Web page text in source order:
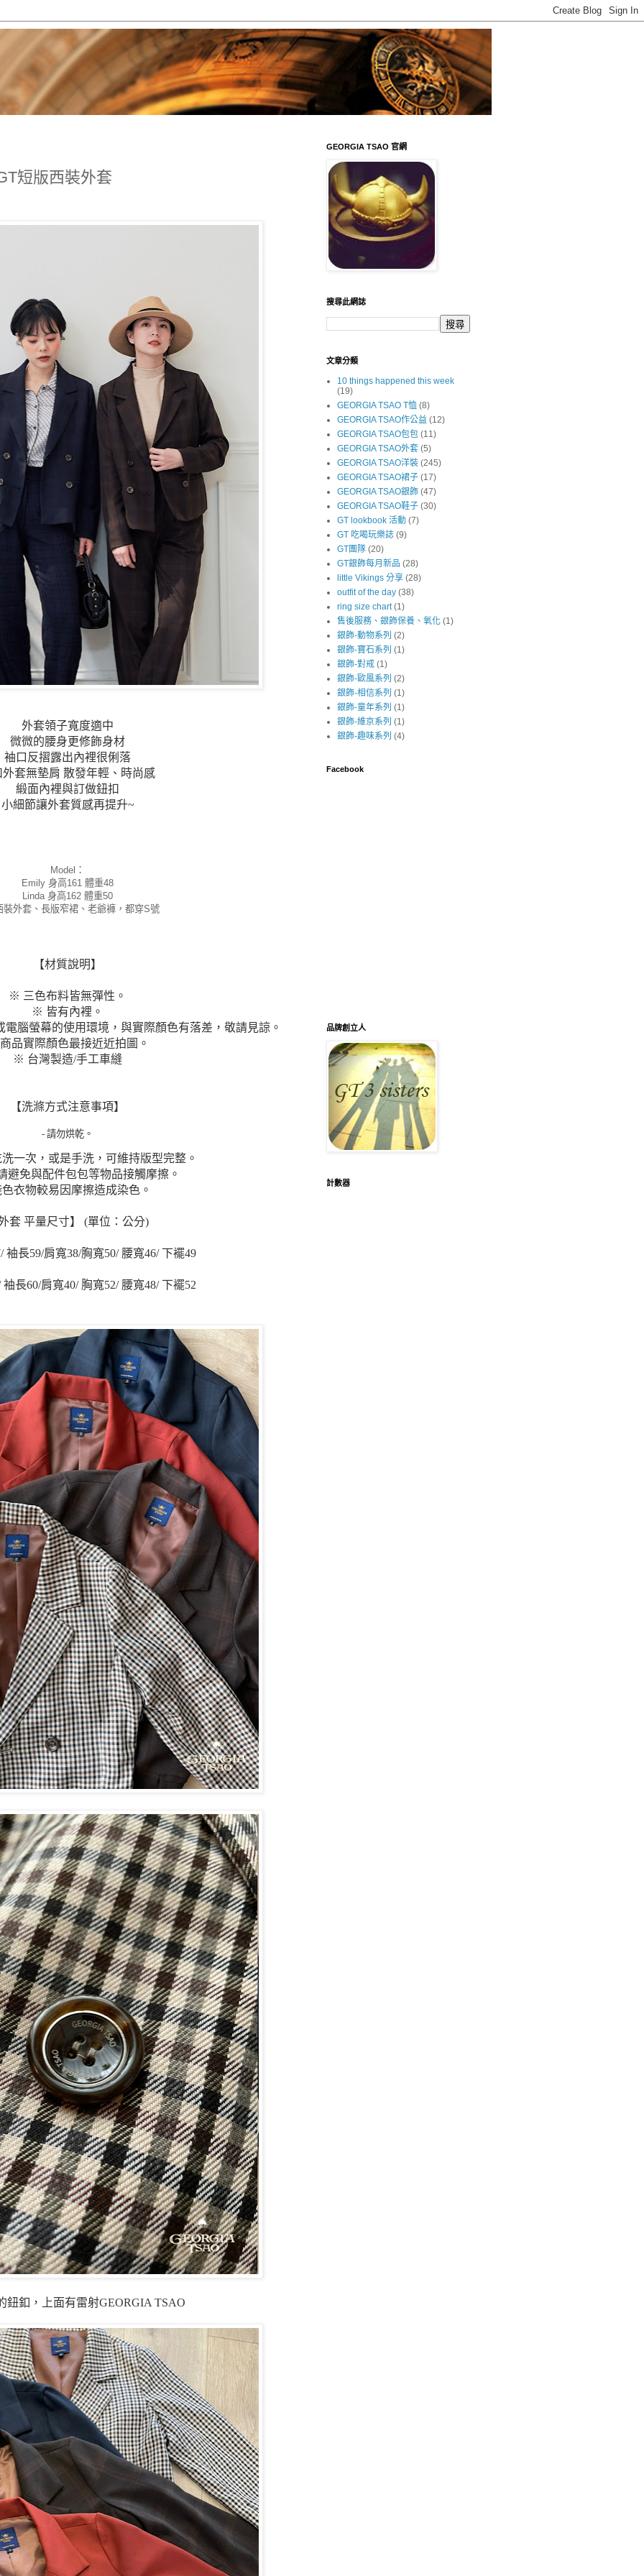
短版西裝外套
外套領子寬度適中
微微的腰身更修飾身材
袖口反摺露出內裡很俐落
外套無墊肩 散發年輕、時尚感
緞面內裡與訂做鈕扣
小細節讓外套質感再提升~
Model：
Emily 身高161 體重48
Linda 身高162 體重50
裝外套、長版窄裙、老爺褲，都穿S號
【材質說明】
※ 三色布料皆無彈性。
※ 皆有內裡。
腦螢幕的使用環境，與實際顏色有落差，敬請見諒。
品實際顏色最接近近拍圖。
※ 台灣製造/手工車縫
【洗滌方式注意事項】
- 請勿烘乾。
一次，或是手洗，可維持版型完整。
避免與配件包包等物品接觸摩擦。
衣物較易因摩擦造成染色。
套 平量尺寸】 (單位：公分)
袖長59/肩寬38/胸寬50/ 腰寬46/ 下襬49
長60/肩寬40/ 胸寬52/ 腰寬48/ 下襬52
鈕釦，上面有雷射GEORGIA TSAO
GEORGIA TSAO 官網
搜尋此網誌
文章分類
10 things happened this week
(19)
GEORGIA TSAO T恤 (8)
GEORGIA TSAO作公益 (12)
GEORGIA TSAO包包 (11)
GEORGIA TSAO外套 (5)
GEORGIA TSAO洋裝 (245)
GEORGIA TSAO裙子 (17)
GEORGIA TSAO銀飾 (47)
GEORGIA TSAO鞋子 (30)
GT lookbook 活動 (7)
GT 吃喝玩樂誌 (9)
GT團隊 (20)
GT銀飾每月新品 (28)
little Vikings 分享 (28)
outfit of the day (38)
ring size chart (1)
售後服務、銀飾保養、氧化 (1)
銀飾-動物系列 (2)
銀飾-寶石系列 (1)
銀飾-對戒 (1)
銀飾-歐風系列 (2)
銀飾-相信系列 (1)
銀飾-童年系列 (1)
銀飾-維京系列 (1)
銀飾-趣味系列 (4)
Facebook
品牌創立人
計數器